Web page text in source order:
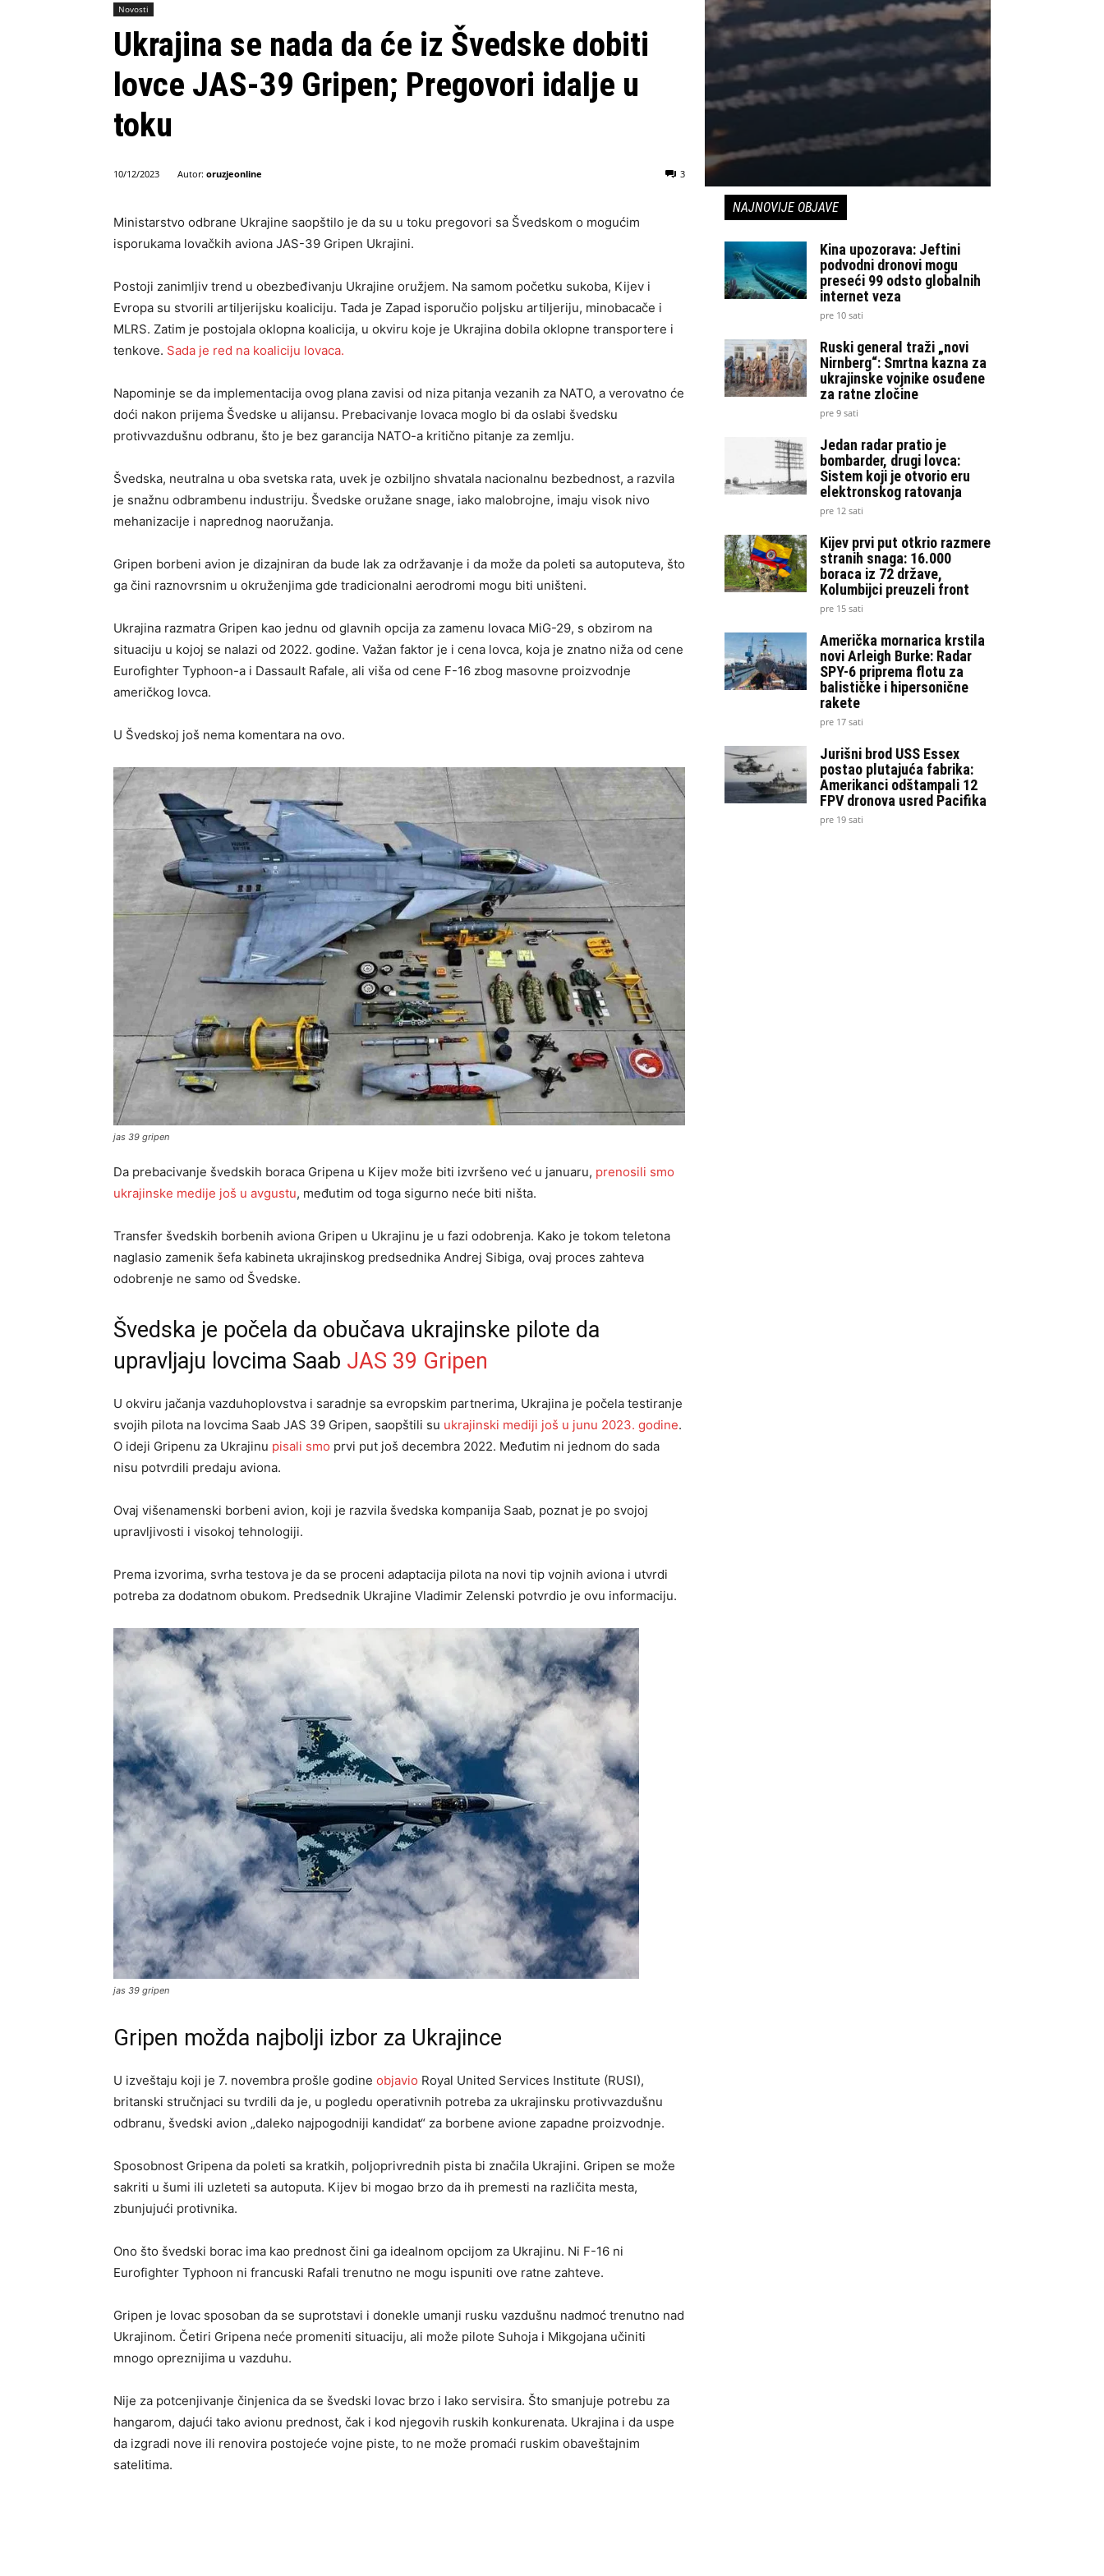
Novosti
Ukrajina se nada da će iz Švedske dobiti
lovce JAS-39 Gripen; Pregovori idalje u
toku
10/12/2023 Autor: oruzjeonline 3
Ministarstvo odbrane Ukrajine saopštilo je da su u toku pregovori sa Švedskom o mogućim
isporukama lovačkih aviona JAS-39 Gripen Ukrajini.
Postoji zanimljiv trend u obezbeđivanju Ukrajine oružjem. Na samom početku sukoba, Kijev i
Evropa su stvorili artiljerijsku koaliciju. Tada je Zapad isporučio poljsku artiljeriju, minobacače i
MLRS. Zatim je postojala oklopna koalicija, u okviru koje je Ukrajina dobila oklopne transportere i
tenkove. Sada je red na koaliciju lovaca.
Napominje se da implementacija ovog plana zavisi od niza pitanja vezanih za NATO, a verovatno će
doći nakon prijema Švedske u alijansu. Prebacivanje lovaca moglo bi da oslabi švedsku
protivvazdušnu odbranu, što je bez garancija NATO-a kritično pitanje za zemlju.
Švedska, neutralna u oba svetska rata, uvek je ozbiljno shvatala nacionalnu bezbednost, a razvila
je snažnu odbrambenu industriju. Švedske oružane snage, iako malobrojne, imaju visok nivo
mehanizacije i naprednog naoružanja.
Gripen borbeni avion je dizajniran da bude lak za održavanje i da može da poleti sa autoputeva, što
ga čini raznovrsnim u okruženjima gde tradicionalni aerodromi mogu biti uništeni.
Ukrajina razmatra Gripen kao jednu od glavnih opcija za zamenu lovaca MiG-29, s obzirom na
situaciju u kojoj se nalazi od 2022. godine. Važan faktor je i cena lovca, koja je znatno niža od cene
Eurofighter Typhoon-a i Dassault Rafale, ali viša od cene F-16 zbog masovne proizvodnje
američkog lovca.
U Švedskoj još nema komentara na ovo.
jas 39 gripen
Da prebacivanje švedskih boraca Gripena u Kijev može biti izvršeno već u januaru, prenosili smo
ukrajinske medije još u avgustu, međutim od toga sigurno neće biti ništa.
Transfer švedskih borbenih aviona Gripen u Ukrajinu je u fazi odobrenja. Kako je tokom teletona
naglasio zamenik šefa kabineta ukrajinskog predsednika Andrej Sibiga, ovaj proces zahteva
odobrenje ne samo od Švedske.
Švedska je počela da obučava ukrajinske pilote da
upravljaju lovcima Saab JAS 39 Gripen
U okviru jačanja vazduhoplovstva i saradnje sa evropskim partnerima, Ukrajina je počela testiranje
svojih pilota na lovcima Saab JAS 39 Gripen, saopštili su ukrajinski mediji još u junu 2023. godine.
O ideji Gripenu za Ukrajinu pisali smo prvi put još decembra 2022. Međutim ni jednom do sada
nisu potvrdili predaju aviona.
Ovaj višenamenski borbeni avion, koji je razvila švedska kompanija Saab, poznat je po svojoj
upravljivosti i visokoj tehnologiji.
Prema izvorima, svrha testova je da se proceni adaptacija pilota na novi tip vojnih aviona i utvrdi
potreba za dodatnom obukom. Predsednik Ukrajine Vladimir Zelenski potvrdio je ovu informaciju.
jas 39 gripen
Gripen možda najbolji izbor za Ukrajince
U izveštaju koji je 7. novembra prošle godine objavio Royal United Services Institute (RUSI),
britanski stručnjaci su tvrdili da je, u pogledu operativnih potreba za ukrajinsku protivvazdušnu
odbranu, švedski avion „daleko najpogodniji kandidat“ za borbene avione zapadne proizvodnje.
Sposobnost Gripena da poleti sa kratkih, poljoprivrednih pista bi značila Ukrajini. Gripen se može
sakriti u šumi ili uzleteti sa autoputa. Kijev bi mogao brzo da ih premesti na različita mesta,
zbunjujući protivnika.
Ono što švedski borac ima kao prednost čini ga idealnom opcijom za Ukrajinu. Ni F-16 ni
Eurofighter Typhoon ni francuski Rafali trenutno ne mogu ispuniti ove ratne zahteve.
Gripen je lovac sposoban da se suprotstavi i donekle umanji rusku vazdušnu nadmoć trenutno nad
Ukrajinom. Četiri Gripena neće promeniti situaciju, ali može pilote Suhoja i Mikgojana učiniti
mnogo opreznijima u vazduhu.
Nije za potcenjivanje činjenica da se švedski lovac brzo i lako servisira. Što smanjuje potrebu za
hangarom, dajući tako avionu prednost, čak i kod njegovih ruskih konkurenata. Ukrajina i da uspe
da izgradi nove ili renovira postojeće vojne piste, to ne može promaći ruskim obaveštajnim
satelitima.
NAJNOVIJE OBJAVE
Kina upozorava: Jeftini
podvodni dronovi mogu
preseći 99 odsto globalnih
internet veza
pre 10 sati
Ruski general traži „novi
Nirnberg“: Smrtna kazna za
ukrajinske vojnike osuđene
za ratne zločine
pre 9 sati
Jedan radar pratio je
bombarder, drugi lovca:
Sistem koji je otvorio eru
elektronskog ratovanja
pre 12 sati
Kijev prvi put otkrio razmere
stranih snaga: 16.000
boraca iz 72 države,
Kolumbijci preuzeli front
pre 15 sati
Američka mornarica krstila
novi Arleigh Burke: Radar
SPY-6 priprema flotu za
balističke i hipersonične
rakete
pre 17 sati
Jurišni brod USS Essex
postao plutajuća fabrika:
Amerikanci odštampali 12
FPV dronova usred Pacifika
pre 19 sati